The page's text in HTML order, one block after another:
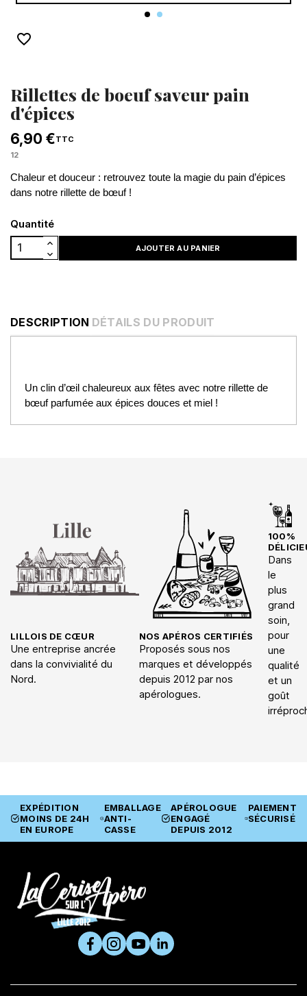
favorite_border
Rillettes de boeuf saveur pain
d'épices
6,90 €TTC
12
Chaleur et douceur : retrouvez toute la magie du pain d’épices
dans notre rillette de bœuf !
Quantité
AJOUTER AU PANIER
DESCRIPTION DÉTAILS DU PRODUIT
Un clin d’œil chaleureux aux fêtes avec notre rillette de
bœuf parfumée aux épices douces et miel !
LILLOIS DE CŒUR
Une entreprise ancrée
dans la convivialité du
Nord.
NOS APÉROS CERTIFIÉS
Proposés sous nos
marques et développés
depuis 2012 par nos
apérologues.
100%
Dans
le
plus
grand
soin,
pour
une
qualité
et un
goût
EXPÉDITION
MOINS DE 24H
EN EUROPE
EMBALLAGE
ANTI-
CASSE
APÉROLOGUE
ENGAGÉ
DEPUIS 2012
PAIEMENT
SÉCURISÉ